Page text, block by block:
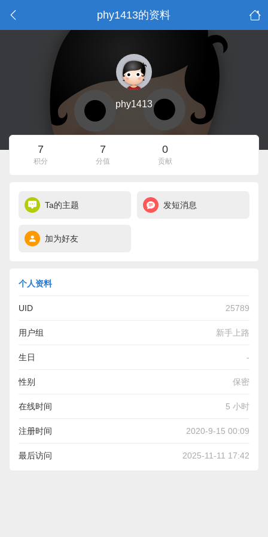
phy1413的资料
phy1413
7
积分
7
分值
0
贡献
Ta的主题 发短消息
加为好友
个人资料
UID 25789
用户组 新手上路
生日 -
性别 保密
在线时间 5 小时
注册时间 2020-9-15 00:09
最后访问 2025-11-11 17:42